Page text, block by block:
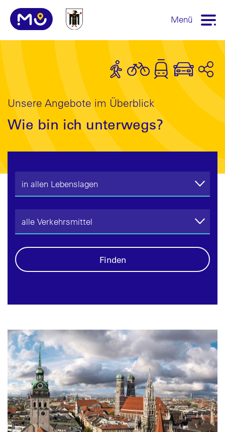
Menü
Unsere Angebote im Überblick
Wie bin ich unterwegs?
Finden